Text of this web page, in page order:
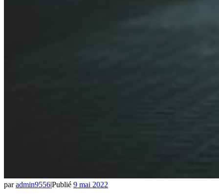
paradmin9556|Publié 9 mai 2022